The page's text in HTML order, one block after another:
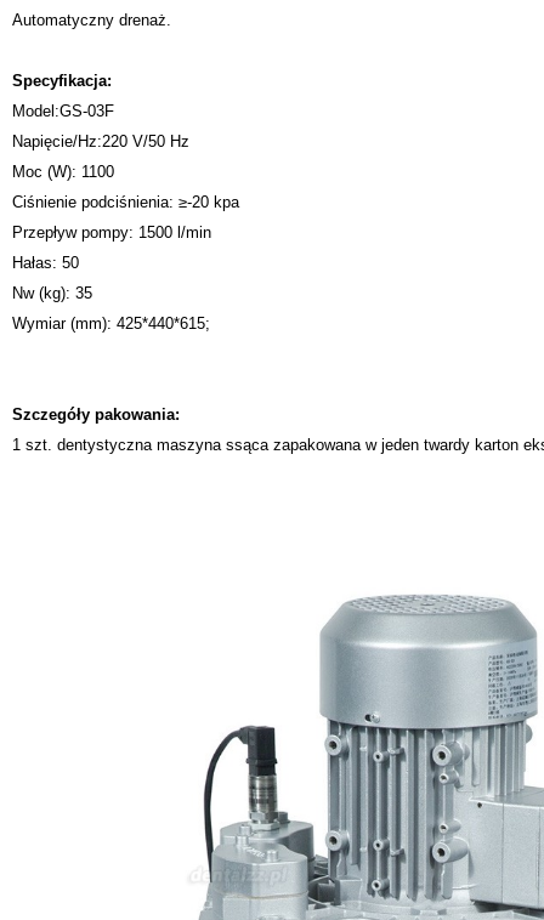
Automatyczny drenaż.
Specyfikacja:
Model:GS-03F
Napięcie/Hz:220 V/50 Hz
Moc (W): 1100
Ciśnienie podciśnienia: ≥-20 kpa
Przepływ pompy: 1500 l/min
Hałas: 50
Nw (kg): 35
Wymiar (mm): 425*440*615;
Szczegóły pakowania:
1 szt. dentystyczna maszyna ssąca zapakowana w jeden twardy karton